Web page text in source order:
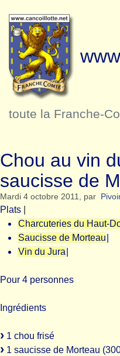
toute la Franche-
Chou au vin
saucisse de
Mardi 4 octobre 2011, par
Plats
Charcuteries du Haut-
Saucisse de Morteau
Vin du Jura
Pour 4 personnes
Ingrédients
1 chou frisé
1 saucisse de Morteau